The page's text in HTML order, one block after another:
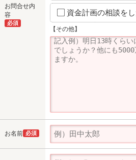
お問合せ内
容
必須
資金計画の相談を
【その他】
お名前 必須